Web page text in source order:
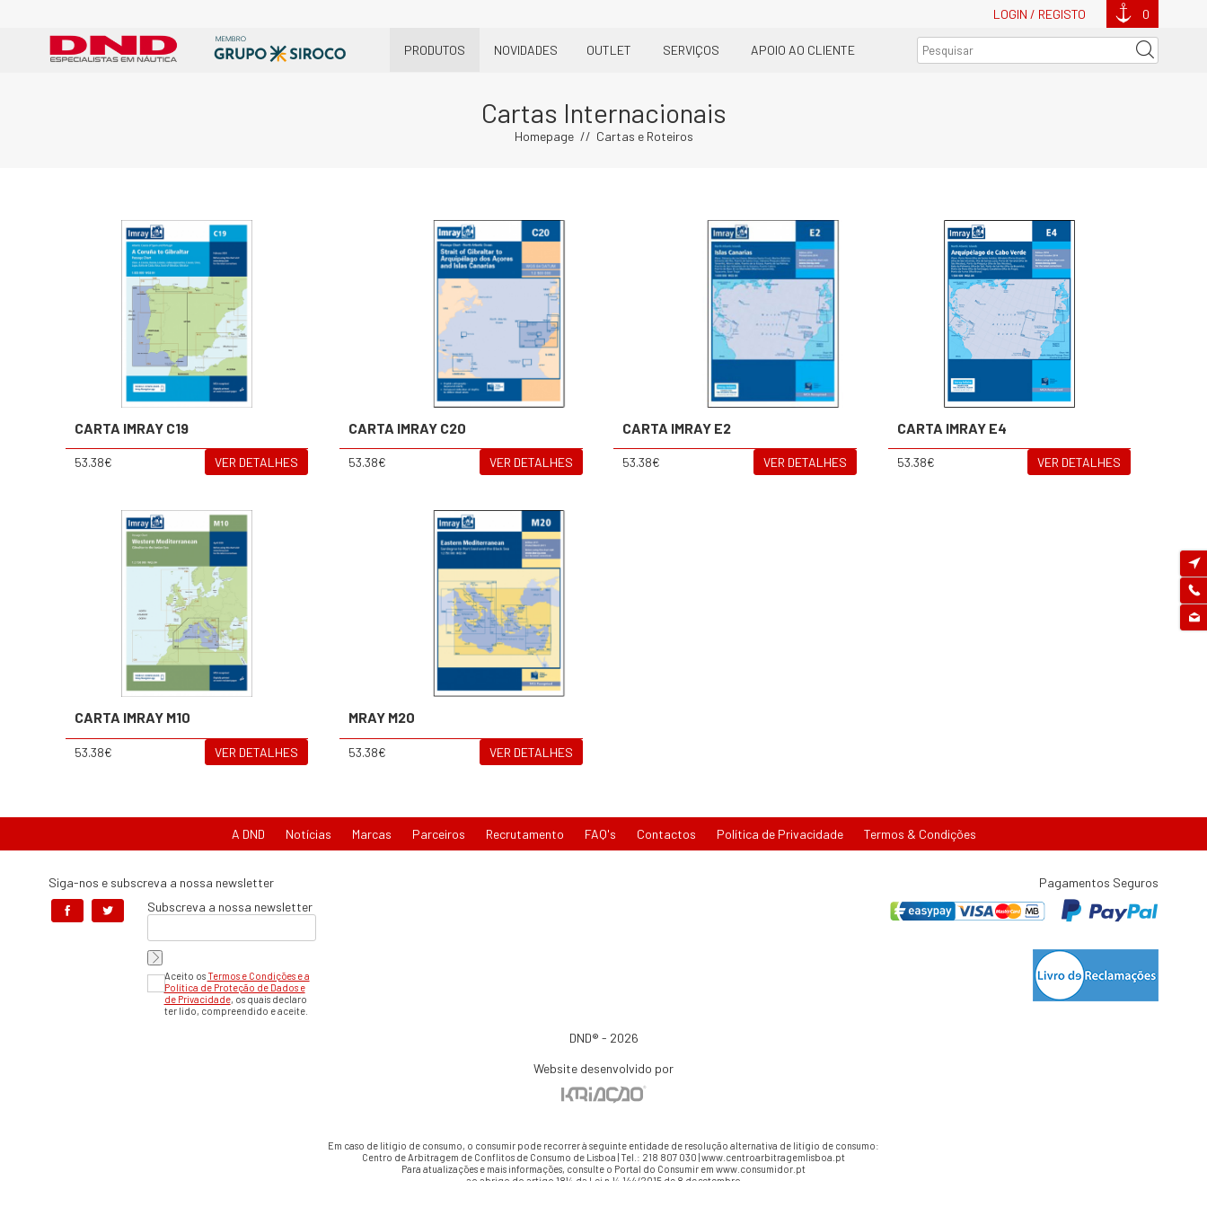
LOGIN / REGISTO 0
PRODUTOS NOVIDADES OUTLET SERVIÇOS APOIO AO CLIENTE
Cartas Internacionais
Homepage Cartas e Roteiros
CARTA IMRAY C19
53.38€ VER DETALHES
CARTA IMRAY C20
53.38€ VER DETALHES
CARTA IMRAY E2
53.38€ VER DETALHES
CARTA IMRAY E4
53.38€ VER DETALHES
CARTA IMRAY M10
53.38€ VER DETALHES
MRAY M20
53.38€ VER DETALHES
A DND Notícias Marcas Parceiros Recrutamento FAQ's Contactos Política de Privacidade Termos & Condições
Siga-nos e subscreva a nossa newsletter
Subscreva a nossa newsletter
Aceito osTermos e Condições e a
Política de Proteção de Dados e
de Privacidade, os quais declaro
ter lido, compreendido e aceite.
Pagamentos Seguros
DND® - 2026
Website desenvolvido por
Em caso de litígio de consumo, o consumir pode recorrer à seguinte entidade de resolução alternativa de litígio de consumo:
Centro de Arbitragem de Conflitos de Consumo de Lisboa | Tel.: 218 807 030 | www.centroarbitragemlisboa.pt
Para atualizações e mais informações, consulte o Portal do Consumir em www.consumidor.pt
ao abrigo do artigo 18¼ da Lei n.¼ 144/2015 de 8 de setembro